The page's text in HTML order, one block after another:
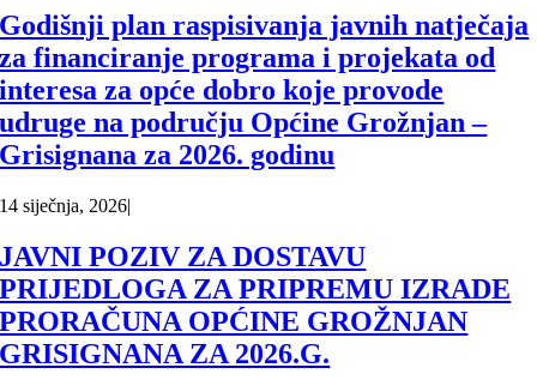
Godišnji plan raspisivanja javnih natječaja
za financiranje programa i projekata od
interesa za opće dobro koje provode
udruge na području Općine Grožnjan –
Grisignana za 2026. godinu
14 siječnja, 2026|
JAVNI POZIV ZA DOSTAVU
PRIJEDLOGA ZA PRIPREMU IZRADE
PRORAČUNA OPĆINE GROŽNJAN
GRISIGNANA ZA 2026.G.